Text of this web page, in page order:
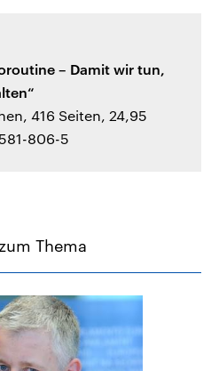
– Damit wir tun,
416 Seiten, 24,95
806-5
Thema